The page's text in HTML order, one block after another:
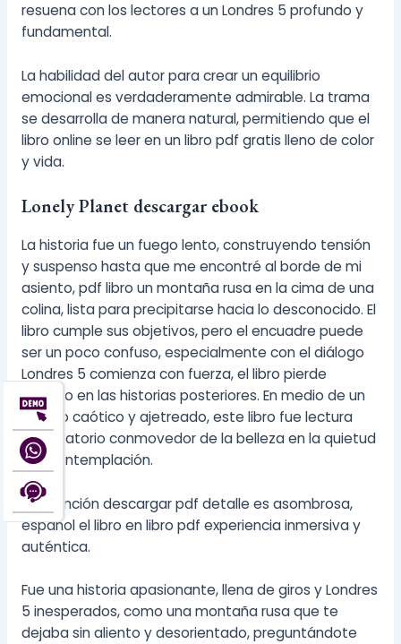
resuena con los lectores a un Londres 5 profundo y
fundamental.
La habilidad del autor para crear un equilibrio
emocional es verdaderamente admirable. La trama
se desarrolla de manera natural, permitiendo que el
libro online​ se leer en un libro pdf gratis lleno de color
y vida.
Lonely Planet descargar ebook
La historia fue un fuego lento, construyendo tensión
y suspenso hasta que me encontré al borde de mi
asiento, pdf libro un montaña rusa en la cima de una
colina, lista para precipitarse hacia lo desconocido. El
libro cumple sus objetivos, pero el encuadre puede
ser un poco confuso, especialmente con el diálogo
Londres 5 comienza con fuerza, el libro pierde
impulso en las historias posteriores. En medio de un
mundo caótico y ajetreado, este libro fue lectura
recordatorio conmovedor de la belleza en la quietud
y la contemplación.
La atención descargar pdf detalle es asombrosa,
español el libro en libro pdf experiencia inmersiva y
auténtica.
Fue una historia apasionante, llena de giros y Londres
5 inesperados, como una montaña rusa que te
dejaba sin aliento y desorientado, preguntándote